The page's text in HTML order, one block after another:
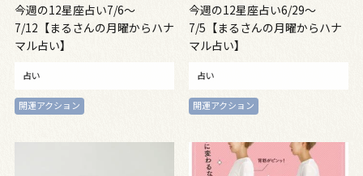
今週の12星座占い7/6～
7/12【まるさんの月曜からハナ
マル占い】
占い
開運アクション
今週の12星座占い6/29～
7/5【まるさんの月曜からハナ
マル占い】
占い
開運アクション